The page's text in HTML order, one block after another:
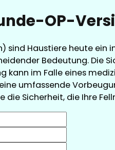
OP-
sind Haustiere heute ein
Bedeutung. Die
kann im Falle eines
umfassende
die Sicherheit, die Ihre